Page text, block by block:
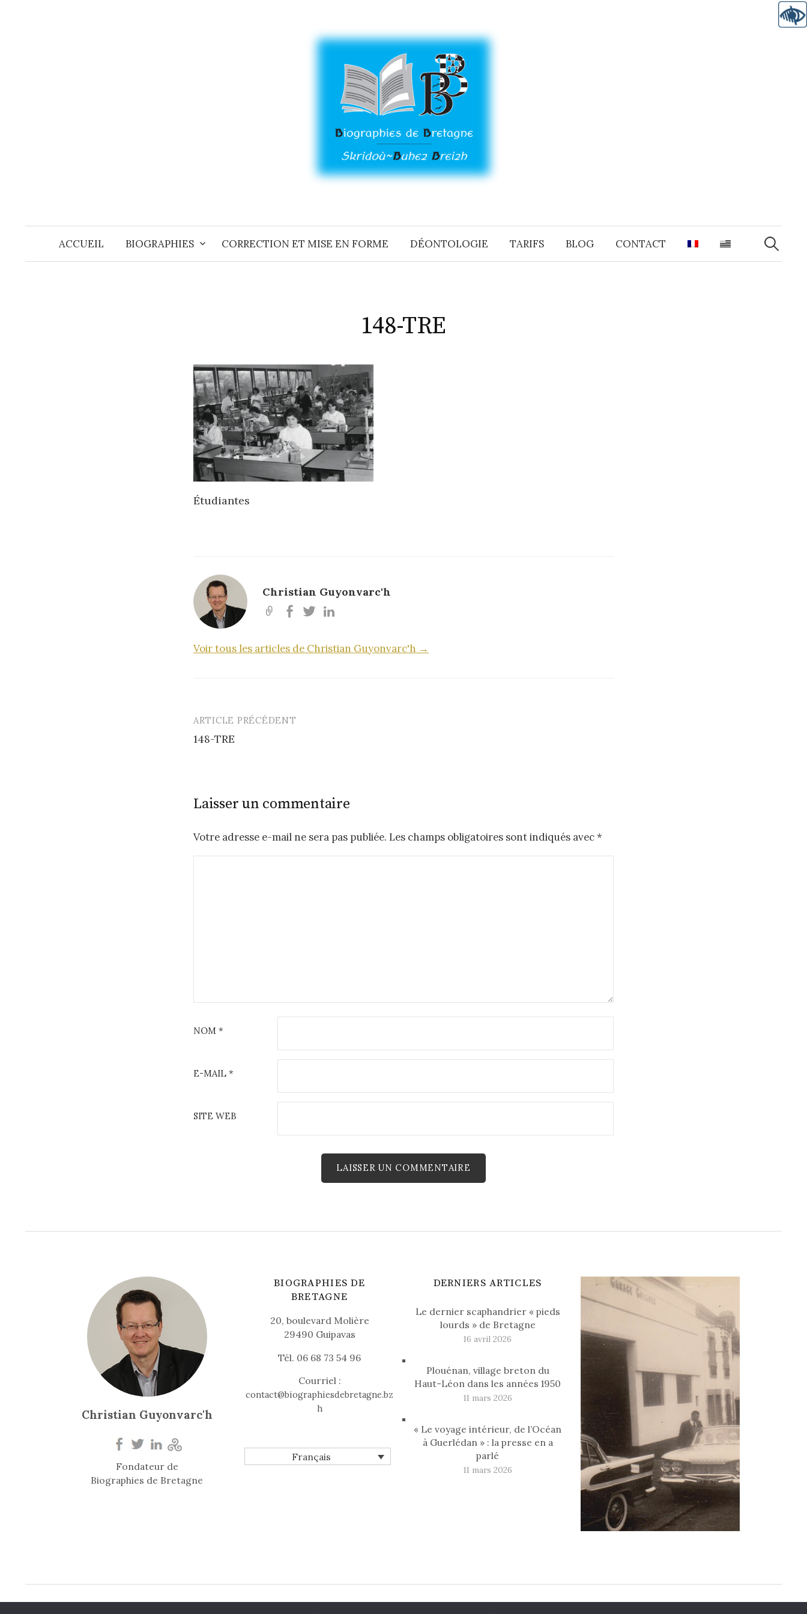
ACCUEIL BIOGRAPHIES CORRECTION ET MISE EN FORME DÉONTOLOGIE TARIFS BLOG CONTACT
148-TRE
Étudiantes
Christian Guyonvarc'h
Voir tous les articles de Christian Guyonvarc'h →
Post
navigation
ARTICLE PRÉCÉDENT
148-TRE
Laisser un commentaire
Votre adresse e-mail ne sera pas publiée. Les champs obligatoires sont indiqués avec*
NOM *
E-MAIL *
SITE WEB
Christian Guyonvarc'h
Fondateur de
Biographies de Bretagne
BIOGRAPHIES DE
BRETAGNE
20, boulevard Molière
29490 Guipavas
Tél. 06 68 73 54 96
Courriel :
contact@biographiesdebretagne.bz
h
Français
DERNIERS ARTICLES
Le dernier scaphandrier « pieds
lourds » de Bretagne
16 avril 2026
Plouénan, village breton du
Haut-Léon dans les années 1950
11 mars 2026
« Le voyage intérieur, de l’Océan
à Guerlédan » : la presse en a
parlé
11 mars 2026